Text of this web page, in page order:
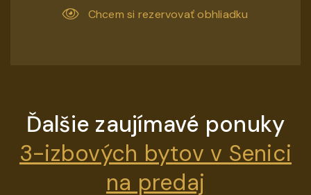
Chcem si rezervovať obhliadku
Ďalšie zaujímavé ponuky
3-izbových bytov v Senici
na predaj